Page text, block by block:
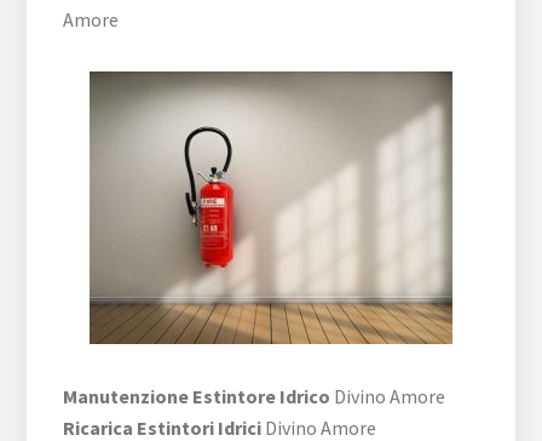
Amore
Manutenzione Estintore Idrico Divino Amore
Ricarica Estintori Idrici Divino Amore